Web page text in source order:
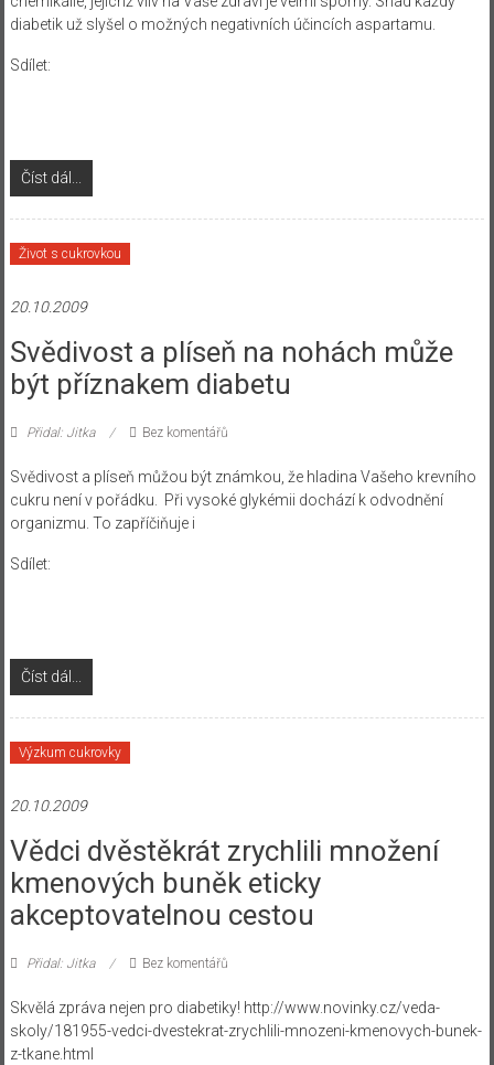
diabetik už slyšel o možných negativních účincích aspartamu.
Sdílet:
Číst dál...
Život s cukrovkou
20.10.2009
Svědivost a plíseň na nohách může
být příznakem diabetu
Přidal: Jitka Bez komentářů
Svědivost a plíseň můžou být známkou, že hladina Vašeho krevního
cukru není v pořádku. Při vysoké glykémii dochází k odvodnění
organizmu. To zapříčiňuje i
Sdílet:
Číst dál...
Výzkum cukrovky
20.10.2009
Vědci dvěstěkrát zrychlili množení
kmenových buněk eticky
akceptovatelnou cestou
Přidal: Jitka Bez komentářů
Skvělá zpráva nejen pro diabetiky! http://www.novinky.cz/veda-
skoly/181955-vedci-dvestekrat-zrychlili-mnozeni-kmenovych-bunek-
z-tkane.html